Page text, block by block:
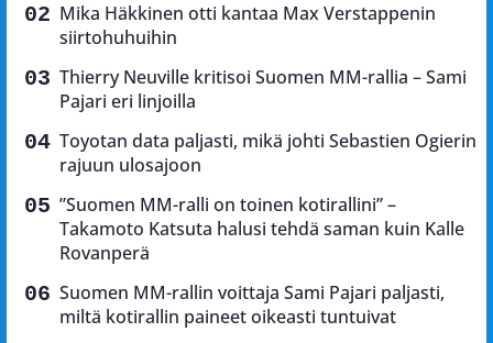
Mika Häkkinen otti kantaa Max Verstappenin
siirtohuhuihin
Thierry Neuville kritisoi Suomen MM-rallia – Sami
Pajari eri linjoilla
Toyotan data paljasti, mikä johti Sebastien Ogierin
rajuun ulosajoon
”Suomen MM-ralli on toinen kotirallini” –
Takamoto Katsuta halusi tehdä saman kuin Kalle
Rovanperä
Suomen MM-rallin voittaja Sami Pajari paljasti,
miltä kotirallin paineet oikeasti tuntuivat